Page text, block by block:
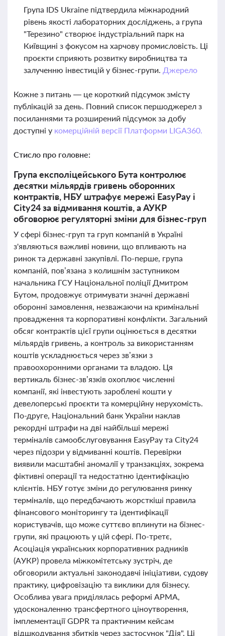
Група IDS Ukraine підтвердила міжнародний
рівень якості лабораторних досліджень, а група
"Терезино" створює індустріальний парк на
Київщині з фокусом на харчову промисловість. Ці
проєкти сприяють розвитку виробництва та
залученню інвестицій у бізнес-групи. Джерело
Кожне з питань — це короткий підсумок змісту
публікацій за день. Повний список першоджерел з
посиланнями та розширений підсумок за добу
доступні у комерційній версії Платформи LIGA360.
Стисло про головне:
Група експоліцейського Бута контролює
десятки мільярдів гривень оборонних
контрактів, НБУ штрафує мережі EasyPay і
City24 за відмивання коштів, а АУКР
обговорює регуляторні зміни для бізнес-груп
У сфері бізнес-груп та груп компаній в Україні
з'являються важливі новини, що впливають на
ринок та державні закупівлі. По-перше, група
компаній, пов’язана з колишнім заступником
начальника ГСУ Національної поліції Дмитром
Бутом, продовжує отримувати значні державні
оборонні замовлення, незважаючи на кримінальні
провадження та корпоративні конфлікти. Загальний
обсяг контрактів цієї групи оцінюється в десятки
мільярдів гривень, а контроль за використанням
коштів ускладнюється через зв’язки з
правоохоронними органами та владою. Ця
вертикаль бізнес-зв’язків охоплює численні
компанії, які інвестують зароблені кошти у
девелоперські проєкти та комерційну нерухомість.
По-друге, Національний банк України наклав
рекордні штрафи на дві найбільші мережі
терміналів самообслуговування EasyPay та City24
через підозри у відмиванні коштів. Перевірки
виявили масштабні аномалії у транзакціях, зокрема
фіктивні операції та недостатню ідентифікацію
клієнтів. НБУ готує зміни до регулювання ринку
терміналів, що передбачають жорсткіші правила
фінансового моніторингу та ідентифікації
користувачів, що може суттєво вплинути на бізнес-
групи, які працюють у цій сфері. По-третє,
Асоціація українських корпоративних радників
(АУКР) провела міжкомітетську зустріч, де
обговорили актуальні законодавчі ініціативи, судову
практику, цифровізацію та виклики для бізнесу.
Особлива увага приділялась реформі АРМА,
удосконаленню трансфертного ціноутворення,
імплементації GDPR та практичним кейсам
відшкодування збитків через застосунок "Дія". Ці